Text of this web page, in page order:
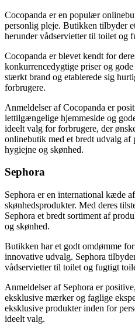
Cocopanda er en populær
personlig pleje. Butikken tilbyder
herunder vådservietter til toilet og
Cocopanda er blevet kendt for
konkurrencedygtige priser og
stærkt brand og etablerede sig
forbrugere.
Anmeldelser af Cocopanda er
lettilgængelige hjemmeside og
ideelt valg for forbrugere, der
onlinebutik med et bredt udvalg
hygiejne og skønhed.
Sephora
Sephora er en international kæde
skønhedsprodukter. Med deres
Sephora et bredt sortiment af
og skønhed.
Butikken har et godt omdømme
innovative udvalg. Sephora
vådservietter til toilet og fugtigt
Anmeldelser af Sephora er
eksklusive mærker og faglige
eksklusive produkter inden for
ideelt valg.